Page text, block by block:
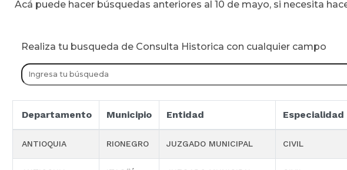
Acá puede hacer búsquedas anteriores al 10 de mayo, si necesita
Realiza tu busqueda de Consulta Historica con cualquier campo
Departamento Municipio Entidad Especialidad
ANTIOQUIA RIONEGRO JUZGADO MUNICIPAL CIVIL